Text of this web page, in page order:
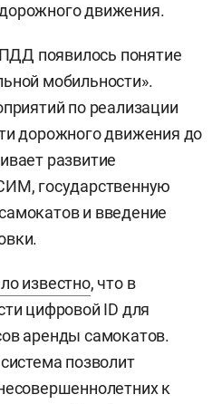
движения.
появилось понятие
мобильности».
по реализации
дорожного движения до
развитие
государственную
и введение
известно, что в
цифровой ID для
аренды самокатов.
позволит
к